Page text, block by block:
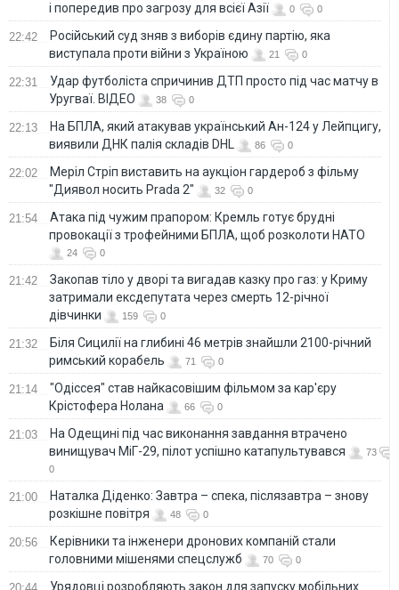
і попередив про загрозу для всієї Азії
0 0
22:42
Російський суд зняв з виборів єдину партію, яка
виступала проти війни з Україною
21 0
22:31
Удар футболіста спричинив ДТП просто під час матчу в
Уругваї. ВІДЕО
38 0
22:13
На БПЛА, який атакував український Ан-124 у Лейпцигу,
виявили ДНК палія складів DHL
86 0
22:02
Меріл Стріп виставить на аукціон гардероб з фільму
"Диявол носить Prada 2"
32 0
21:54
Атака під чужим прапором: Кремль готує брудні
провокації з трофейними БПЛА, щоб розколоти НАТО
24 0
21:42
Закопав тіло у дворі та вигадав казку про газ: у Криму
затримали ексдепутата через смерть 12-річної
дівчинки
159 0
21:32
Біля Сицилії на глибині 46 метрів знайшли 2100-річний
римський корабель
71 0
21:14
"Одіссея" став найкасовішим фільмом за кар'єру
Крістофера Нолана
66 0
21:03
На Одещині під час виконання завдання втрачено
винищувач МіГ-29, пілот успішно катапультувався
73
0
21:00
Наталка Діденко: Завтра – спека, післязавтра – знову
розкішне повітря
48 0
20:56
Керівники та інженери дронових компаній стали
головними мішенями спецслужб
70 0
Урядовці розробляють закон для запуску мобільних